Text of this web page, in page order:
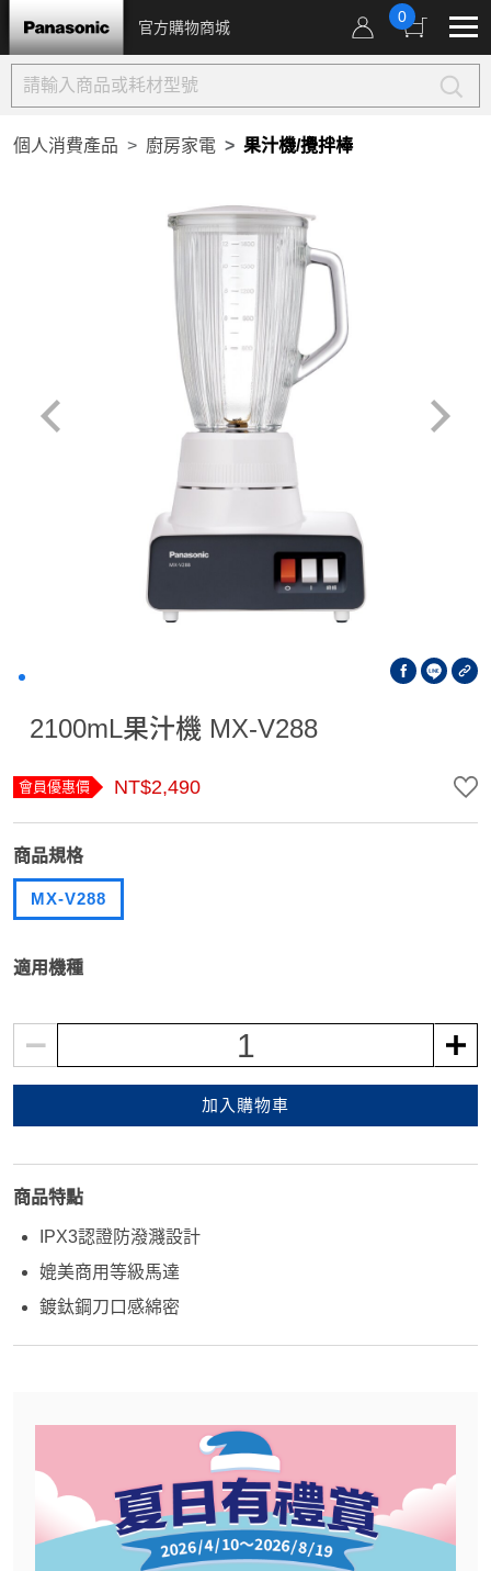
官方購物商城
0
個人消費產品 廚房家電 果汁機/攪拌棒
2100mL果汁機 MX-V288
會員優惠價 NT$2,490
商品規格
MX-V288
適用機種
1
加入購物車
商品特點
IPX3認證防潑濺設計
媲美商用等級馬達
鍍鈦鋼刀口感綿密